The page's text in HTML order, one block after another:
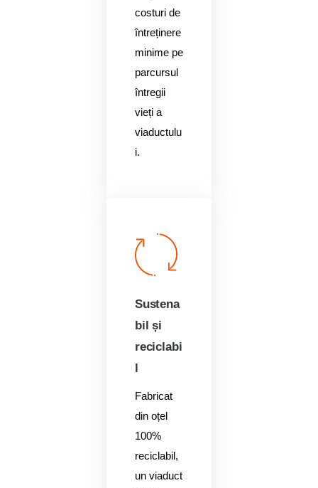
costuri de
întreținere
minime pe
parcursul
întregii
vieți a
viaductulu
i.
Sustena
bil și
reciclabi
l
Fabricat
din oțel
100%
reciclabil,
un viaduct